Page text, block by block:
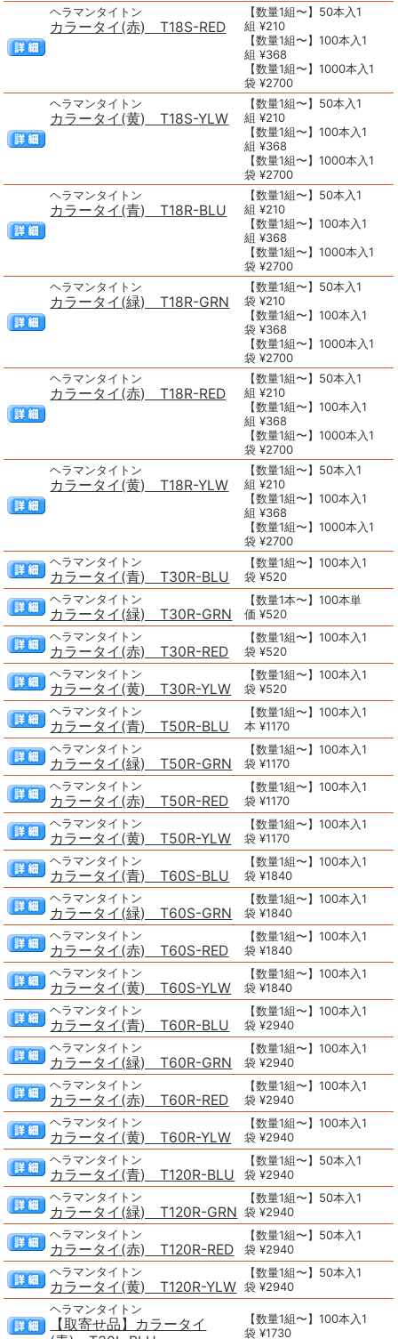
ヘラマンタイトン
カラータイ(赤) T18S-RED
【数量1組〜】50本入1
組 ¥210
【数量1組〜】100本入1
組 ¥368
【数量1組〜】1000本入1
袋 ¥2700
ヘラマンタイトン
カラータイ(黄) T18S-YLW
【数量1組〜】50本入1
組 ¥210
【数量1組〜】100本入1
組 ¥368
【数量1組〜】1000本入1
袋 ¥2700
ヘラマンタイトン
カラータイ(青) T18R-BLU
【数量1組〜】50本入1
組 ¥210
【数量1組〜】100本入1
組 ¥368
【数量1組〜】1000本入1
袋 ¥2700
ヘラマンタイトン
カラータイ(緑) T18R-GRN
【数量1組〜】50本入1
袋 ¥210
【数量1組〜】100本入1
袋 ¥368
【数量1組〜】1000本入1
袋 ¥2700
ヘラマンタイトン
カラータイ(赤) T18R-RED
【数量1組〜】50本入1
組 ¥210
【数量1組〜】100本入1
組 ¥368
【数量1組〜】1000本入1
袋 ¥2700
ヘラマンタイトン
カラータイ(黄) T18R-YLW
【数量1組〜】50本入1
組 ¥210
【数量1組〜】100本入1
組 ¥368
【数量1組〜】1000本入1
袋 ¥2700
ヘラマンタイトン
カラータイ(青) T30R-BLU
【数量1組〜】100本入1
袋 ¥520
ヘラマンタイトン
カラータイ(緑) T30R-GRN
【数量1本〜】100本単
価 ¥520
ヘラマンタイトン
カラータイ(赤) T30R-RED
【数量1組〜】100本入1
袋 ¥520
ヘラマンタイトン
カラータイ(黄) T30R-YLW
【数量1組〜】100本入1
袋 ¥520
ヘラマンタイトン
カラータイ(青) T50R-BLU
【数量1組〜】100本入1
本 ¥1170
ヘラマンタイトン
カラータイ(緑) T50R-GRN
【数量1組〜】100本入1
袋 ¥1170
ヘラマンタイトン
カラータイ(赤) T50R-RED
【数量1組〜】100本入1
袋 ¥1170
ヘラマンタイトン
カラータイ(黄) T50R-YLW
【数量1組〜】100本入1
袋 ¥1170
ヘラマンタイトン
カラータイ(青) T60S-BLU
【数量1組〜】100本入1
袋 ¥1840
ヘラマンタイトン
カラータイ(緑) T60S-GRN
【数量1組〜】100本入1
袋 ¥1840
ヘラマンタイトン
カラータイ(赤) T60S-RED
【数量1組〜】100本入1
袋 ¥1840
ヘラマンタイトン
カラータイ(黄) T60S-YLW
【数量1組〜】100本入1
袋 ¥1840
ヘラマンタイトン
カラータイ(青) T60R-BLU
【数量1組〜】100本入1
袋 ¥2940
ヘラマンタイトン
カラータイ(緑) T60R-GRN
【数量1組〜】100本入1
袋 ¥2940
ヘラマンタイトン
カラータイ(赤) T60R-RED
【数量1組〜】100本入1
袋 ¥2940
ヘラマンタイトン
カラータイ(黄) T60R-YLW
【数量1組〜】100本入1
袋 ¥2940
ヘラマンタイトン
カラータイ(青) T120R-BLU
【数量1組〜】50本入1
袋 ¥2940
ヘラマンタイトン
カラータイ(緑) T120R-GRN
【数量1組〜】50本入1
袋 ¥2940
ヘラマンタイトン
カラータイ(赤) T120R-RED
【数量1組〜】50本入1
袋 ¥2940
ヘラマンタイトン
カラータイ(黄) T120R-YLW
【数量1組〜】50本入1
袋 ¥2940
ヘラマンタイトン
【取寄せ品】カラータイ
【数量1組〜】100本入1
袋 ¥1730